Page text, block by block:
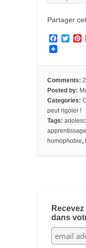
Partager
F
o
o
k
T
e
r
P
r
e
s
t
Comments:
Posted by:
Categories:
peut rigoler !
Tags:
apprentissage
homophobie,
dans